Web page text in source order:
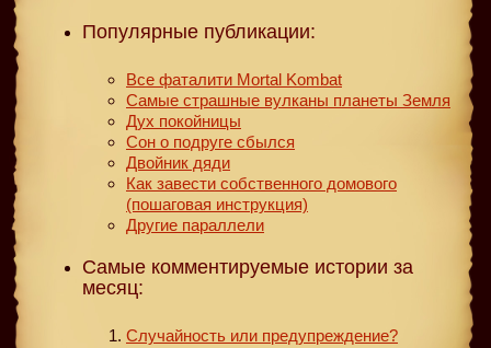
Популярные публикации:
Все фаталити Mortal Kombat
Самые страшные вулканы планеты Земля
Дух покойницы
Сон о подруге сбылся
Двойник дяди
Как завести собственного домового
(пошаговая инструкция)
Другие параллели
Самые комментируемые истории за
месяц:
Случайность или предупреждение?